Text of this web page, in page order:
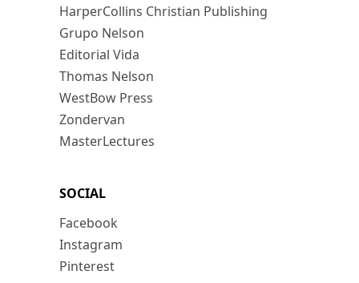
HarperCollins Christian Publishing
Grupo Nelson
Editorial Vida
Thomas Nelson
WestBow Press
Zondervan
MasterLectures
SOCIAL
Facebook
Instagram
Pinterest